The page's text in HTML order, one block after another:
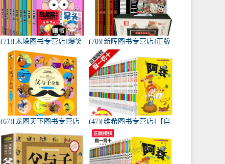
(71)[木垛图书专营店]爆笑
校园漫画书全套10册月销
量209件仅售65元
(70)[新晖图书专营店]正版
漫画兵法故事 漫画月销量
119件仅售62.3元
(67)[龙图天下图书专营店
漫画书籍]正版父与子全集
注音版适合一年级二年级
月销量55件仅售12.8元
(47)[维希图书专营店]【自
选10本】阿衰大全集月销
量104件仅售68元